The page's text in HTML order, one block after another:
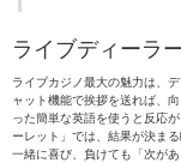
ライブディーラ
ライブカジノ最大の魅力は、
ャット機能で挨拶を送れば、
った簡単な英語を使うと反応
ーレット」では、結果が決ま
一緒に喜び、負けても「次が